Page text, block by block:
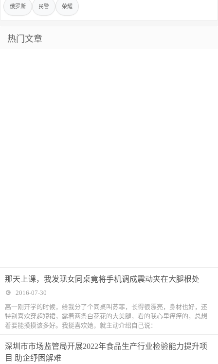
俄罗斯 民警 荣耀
热门文章
那天上课，我发现女同桌竟将手机调成震动夹在大腿根处
2016-07-30
高一刚开学的时候，给我分了个同桌叫苏菲，长得很漂亮，身材也好，还
特别喜欢穿超短裙，露着两条白花花的大美腿，看的我心里痒痒的，总想
着要能摸摸该多好。我挺喜欢她，就主动介绍自己说：
深圳市市场监管局开展2022年食品生产行业检验能力提升项
目 助企纾困解难